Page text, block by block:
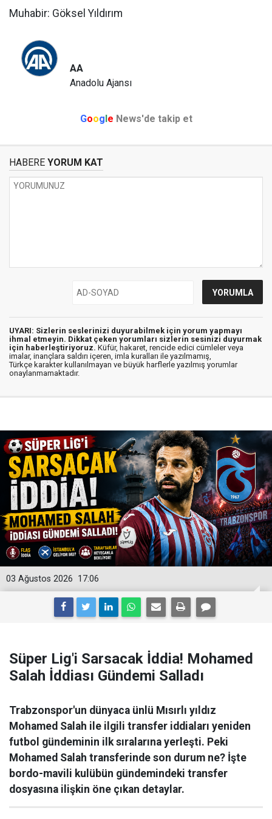
Muhabir: Göksel Yıldırım
AA
Anadolu Ajansı
Google News'de takip et
HABERE YORUM KAT
UYARI: Sizlerin seslerinizi duyurabilmek için yorum yapmayı
ihmal etmeyin. Dikkat çeken yorumları sizlerin sesinizi duyurmak
için haberleştiriyoruz. Küfür, hakaret, rencide edici cümleler veya
imalar, inançlara saldırı içeren, imla kuralları ile yazılmamış,
Türkçe karakter kullanılmayan ve büyük harflerle yazılmış yorumlar
onaylanmamaktadır.
17:06
03 Ağustos 2026
Süper Lig'i Sarsacak İddia! Mohamed
Salah İddiası Gündemi Salladı
Trabzonspor'un dünyaca ünlü Mısırlı yıldız
Mohamed Salah ile ilgili transfer iddiaları yeniden
futbol gündeminin ilk sıralarına yerleşti. Peki
Mohamed Salah transferinde son durum ne? İşte
bordo-mavili kulübün gündemindeki transfer
dosyasına ilişkin öne çıkan detaylar.